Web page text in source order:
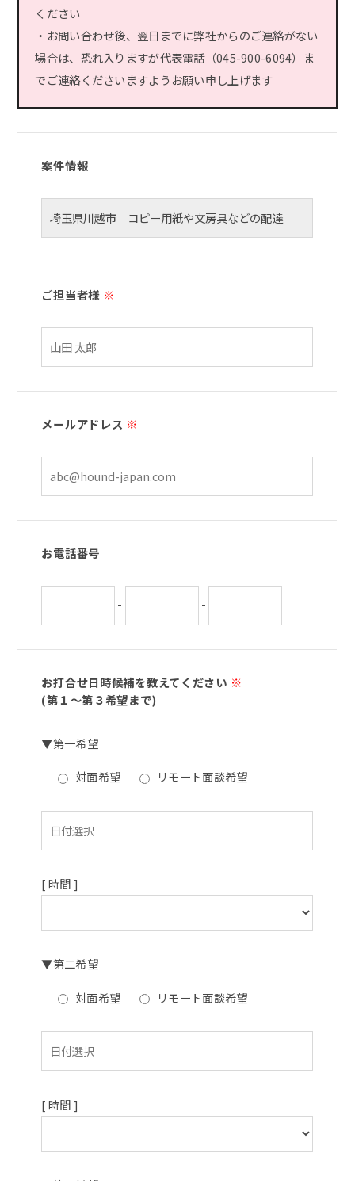
ください
・お問い合わせ後、翌日までに弊社からのご連絡がない
場合は、恐れ入りますが代表電話（045-900-6094）ま
でご連絡くださいますようお願い申し上げます
案件情報
ご担当者様 ※
メールアドレス ※
お電話番号
- -
お打合せ日時候補を教えてください ※
(第１～第３希望まで)
▼第一希望
対面希望 リモート面談希望
[ 時間 ]
▼第二希望
対面希望 リモート面談希望
[ 時間 ]